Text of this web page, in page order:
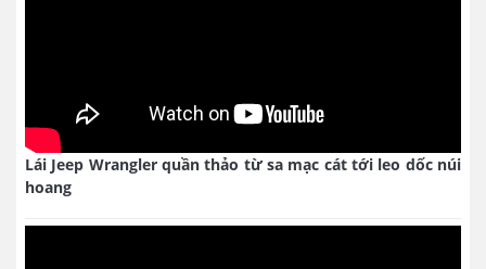
Lái Jeep Wrangler quần thảo từ sa mạc cát tới leo dốc núi
hoang